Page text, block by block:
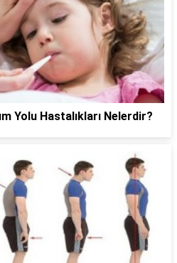
Yolu Hastalıkları Nelerdir?